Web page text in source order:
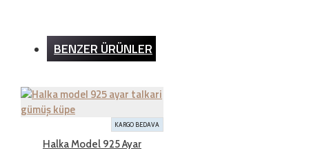
İnternet sitemizden yapılan bütün alışverişlerde 200TL
dışında hiçbir ücret ödemezsiniz.
İADE ŞARTLARI
BENZER ÜRÜNLER
KARGO BEDAVA
Halka Model 925 Ayar